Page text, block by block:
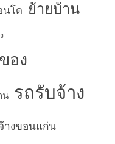
นโด ย้ายบ้าน
อง
น รถรับจ้าง
างขอนแก่น